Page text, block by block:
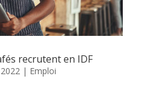
recrutent en IDF
| Emploi